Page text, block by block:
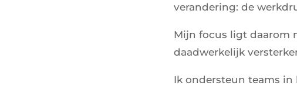
verandering: de
Mijn focus ligt daarom
daadwerkelijk
Ik ondersteun teams in